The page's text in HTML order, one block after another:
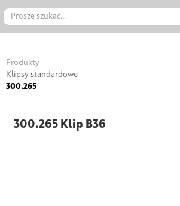
Produkty
Klipsy standardowe
300.265
300.265 Klip B36